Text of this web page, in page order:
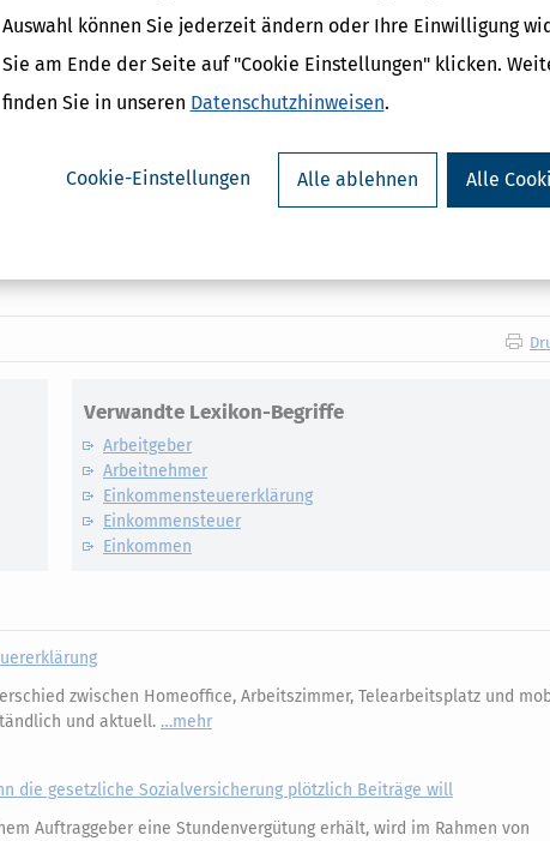
Auswahl können Sie jederzeit ändern oder Ihre Einwilligung
Sie am Ende der Seite auf "Cookie Einstellungen" klicken.
finden Sie in unseren Datenschutzhinweisen.
Cookie-Einstellungen Alle ablehnen Alle
strafrechtliche Sanktionen wie Geldstrafen. Besonders
wurden, sondern später auch gegenüber dem Finanzamt
endgültig tragen muss (Niedersächsisches FG, Urteil vom
Verwandte Lexikon-Begriffe
Arbeitgeber
Arbeitnehmer
Einkommensteuererklärung
Einkommensteuer
Einkommen
zwischen Homeoffice, Arbeitszimmer, Telearbeitsplatz und
und aktuell.
mehr
die gesetzliche Sozialversicherung plötzlich Beiträge will
Auftraggeber eine Stundenvergütung erhält, wird im Rahmen von